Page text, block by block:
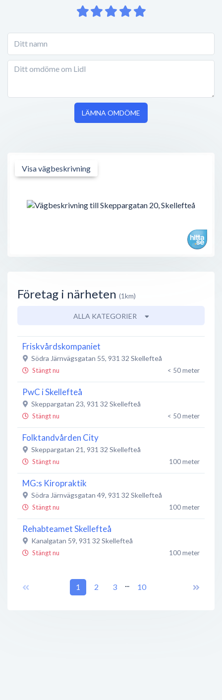
LÄMNA OMDÖME
Visa vägbeskrivning
Företag i närheten (1km)
ALLA KATEGORIER
Friskvårdskompaniet
Södra Järnvägsgatan 55, 931 32 Skellefteå
Stängt nu < 50 meter
PwC i Skellefteå
Skeppargatan 23, 931 32 Skellefteå
Stängt nu < 50 meter
Folktandvården City
Skeppargatan 21, 931 32 Skellefteå
Stängt nu 100 meter
MG:s Kiropraktik
Södra Järnvägsgatan 49, 931 32 Skellefteå
Stängt nu 100 meter
Rehabteamet Skellefteå
Kanalgatan 59, 931 32 Skellefteå
Stängt nu 100 meter
Stationsgatan 12 931 31 Skellefteå
1 2 3 ... 10